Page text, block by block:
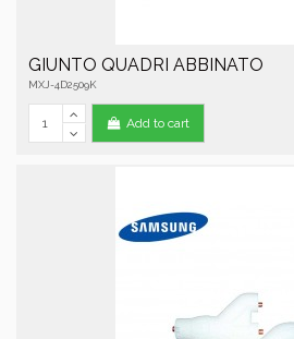
GIUNTO QUADRI ABBINATO
MXJ-4D2509K
Add to cart